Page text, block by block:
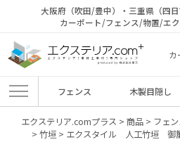
大阪府（吹田/豊中）・三重県（四
カーポート/フェンス/物置/エ
カ
フェンス 木製目隠し
エクステリア.comプラス > 商品> フェ
> 竹垣> エクスタイル 人工竹垣 御